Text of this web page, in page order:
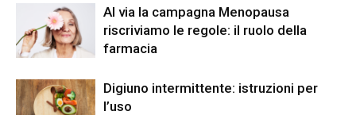
Al via la campagna Menopausa
riscriviamo le regole: il ruolo della
farmacia
Digiuno intermittente: istruzioni per
l’uso